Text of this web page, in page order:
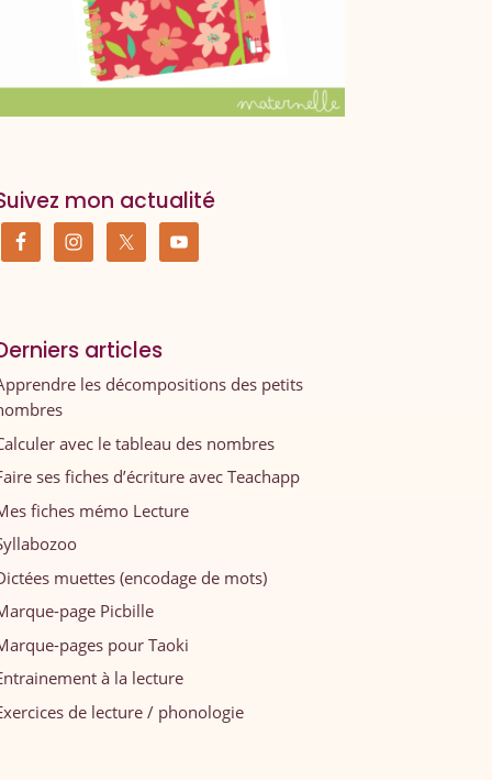
mon actualité
articles
les décompositions des petits
avec le tableau des nombres
ses fiches d’écriture avec Teachapp
fiches mémo Lecture
muettes (encodage de mots)
page Picbille
pages pour Taoki
à la lecture
de lecture / phonologie